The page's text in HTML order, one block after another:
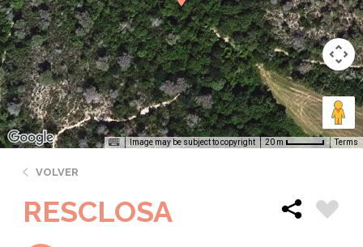
Image may be subject to copyright 20 m Terms
VOLVER
RESCLOSA